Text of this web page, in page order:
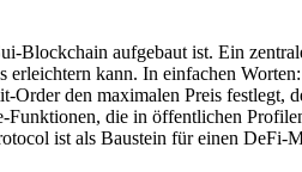
Blockchain aufgebaut ist. Ein
erleichtern kann. In einfachen
den maximalen Preis
die in öffentlichen
ist als Baustein für einen